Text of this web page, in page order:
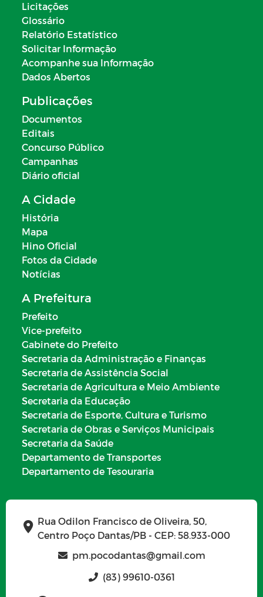
Licitações
Glossário
Relatório Estatístico
Solicitar Informação
Acompanhe sua Informação
Dados Abertos
Publicações
Documentos
Editais
Concurso Público
Campanhas
Diário oficial
A Cidade
História
Mapa
Hino Oficial
Fotos da Cidade
Notícias
A Prefeitura
Prefeito
Vice-prefeito
Gabinete do Prefeito
Secretaria da Administração e Finanças
Secretaria de Assistência Social
Secretaria de Agricultura e Meio Ambiente
Secretaria da Educação
Secretaria de Esporte, Cultura e Turismo
Secretaria de Obras e Serviços Municipais
Secretaria da Saúde
Departamento de Transportes
Departamento de Tesouraria
Rua Odilon Francisco de Oliveira, 50,
Centro Poço Dantas/PB - CEP: 58.933-000
pm.pocodantas@gmail.com
(83) 99610-0361